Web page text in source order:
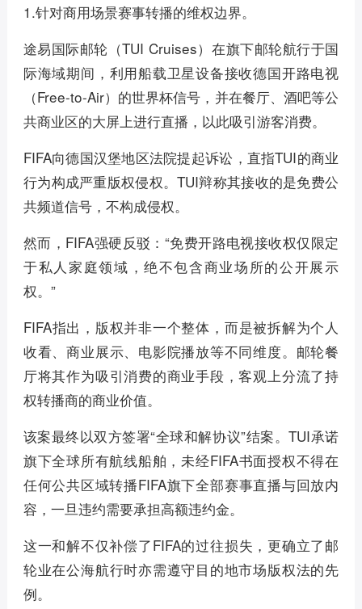
1.针对商用场景赛事转播的维权边界。
途易国际邮轮（TUI Cruises）在旗下邮轮航行于国
际海域期间，利用船载卫星设备接收德国开路电视
（Free-to-Air）的世界杯信号，并在餐厅、酒吧等公
共商业区的大屏上进行直播，以此吸引游客消费。
FIFA向德国汉堡地区法院提起诉讼，直指TUI的商业
行为构成严重版权侵权。TUI辩称其接收的是免费公
共频道信号，不构成侵权。
然而，FIFA强硬反驳：“免费开路电视接收权仅限定
于私人家庭领域，绝不包含商业场所的公开展示
权。”
FIFA指出，版权并非一个整体，而是被拆解为个人
收看、商业展示、电影院播放等不同维度。邮轮餐
厅将其作为吸引消费的商业手段，客观上分流了持
权转播商的商业价值。
该案最终以双方签署“全球和解协议”结案。TUI承诺
旗下全球所有航线船舶，未经FIFA书面授权不得在
任何公共区域转播FIFA旗下全部赛事直播与回放内
容，一旦违约需要承担高额违约金。
这一和解不仅补偿了FIFA的过往损失，更确立了邮
轮业在公海航行时亦需遵守目的地市场版权法的先
例。